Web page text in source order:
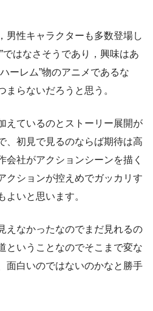
男性キャラクターも多数登場し
ではなさそうであり，興味はあ
ーレム”物のアニメであるな
まらないだろうと思う。
えているのとストーリー展開が
、初見で見るのならば期待は高
会社がアクションシーンを描く
クションが控えめでガッカリす
よいと思います。
えなかったなのでまだ見れるの
ということなのでそこまで変な
面白いのではないのかなと勝手